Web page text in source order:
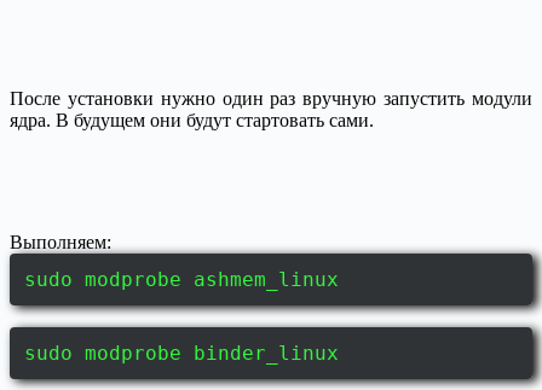
После установки нужно один раз вручную запустить модули
ядра. В будущем они будут стартовать сами.
Выполняем:
sudo modprobe ashmem_linux
sudo modprobe binder_linux